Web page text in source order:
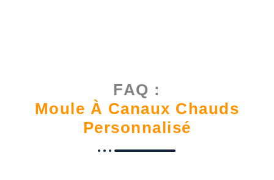
FAQ :
Moule À Canaux Chauds
Personnalisé